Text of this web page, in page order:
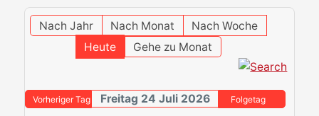
Nach Jahr Nach Monat
Nach Woche
Heute
Gehe zu Monat
Vorheriger Tag Freitag 24 Juli 2026 Folgetag